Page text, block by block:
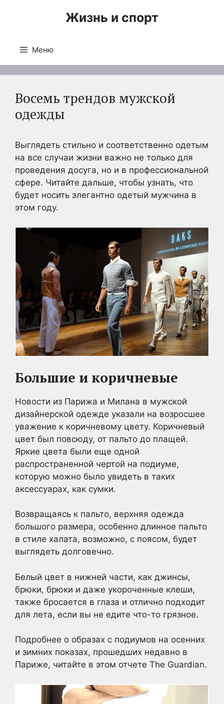
Жизнь и спорт
Меню
Восемь трендов мужской
одежды
Выглядеть стильно и соответственно одетым
на все случаи жизни важно не только для
проведения досуга, но и в профессиональной
сфере. Читайте дальше, чтобы узнать, что
будет носить элегантно одетый мужчина в
этом году.
Большие и коричневые
Новости из Парижа и Милана в мужской
дизайнерской одежде указали на возросшее
уважение к коричневому цвету. Коричневый
цвет был повсюду, от пальто до плащей.
Яркие цвета были еще одной
распространенной чертой на подиуме,
которую можно было увидеть в таких
аксессуарах, как сумки.
Возвращаясь к пальто, верхняя одежда
большого размера, особенно длинное пальто
в стиле халата, возможно, с поясом, будет
выглядеть долговечно.
Белый цвет в нижней части, как джинсы,
брюки, брюки и даже укороченные клеши,
также бросается в глаза и отлично подходит
для лета, если вы не едите что-то грязное.
Подробнее о образах с подиумов на осенних
и зимних показах, прошедших недавно в
Париже, читайте в этом отчете The Guardian.